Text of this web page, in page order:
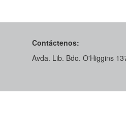
Contáctenos:
Avda. Lib. Bdo. O'Higgins